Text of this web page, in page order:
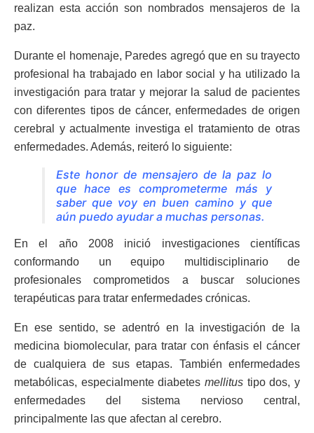
realizan esta acción son nombrados mensajeros de la
paz.
Durante el homenaje, Paredes agregó que en su trayecto
profesional ha trabajado en labor social y ha utilizado la
investigación para tratar y mejorar la salud de pacientes
con diferentes tipos de cáncer, enfermedades de origen
cerebral y actualmente investiga el tratamiento de otras
enfermedades. Además, reiteró lo siguiente:
Este honor de mensajero de la paz lo
que hace es comprometerme más y
saber que voy en buen camino y que
aún puedo ayudar a muchas personas.
En el año 2008 inició investigaciones científicas
conformando un equipo multidisciplinario de
profesionales comprometidos a buscar soluciones
terapéuticas para tratar enfermedades crónicas.
En ese sentido, se adentró en la investigación de la
medicina biomolecular, para tratar con énfasis el cáncer
de cualquiera de sus etapas. También enfermedades
metabólicas, especialmente diabetes mellitus tipo dos, y
enfermedades del sistema nervioso central,
principalmente las que afectan al cerebro.